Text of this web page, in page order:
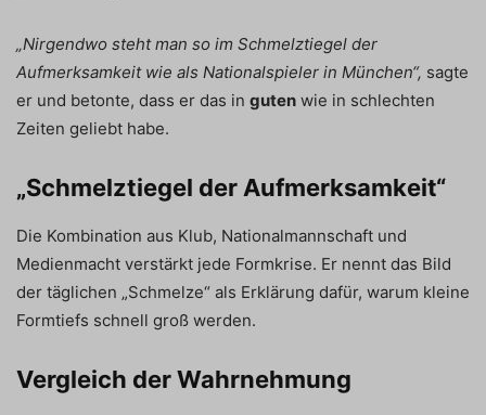
„Nirgendwo steht man so im Schmelztiegel der
Aufmerksamkeit wie als Nationalspieler in München“, sagte
er und betonte, dass er das in guten wie in schlechten
Zeiten geliebt habe.
„Schmelztiegel der Aufmerksamkeit“
Die Kombination aus Klub, Nationalmannschaft und
Medienmacht verstärkt jede Formkrise. Er nennt das Bild
der täglichen „Schmelze“ als Erklärung dafür, warum kleine
Formtiefs schnell groß werden.
Vergleich der Wahrnehmung